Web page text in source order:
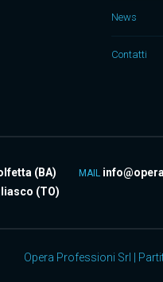
News
Contatti
(BA) MAIL
(TO)
Opera Professioni Srl |